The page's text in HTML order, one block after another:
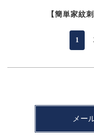
【簡単家紋
1
メー